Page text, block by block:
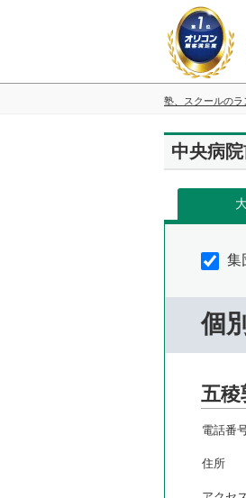
塾、スクールのラ
中央病
集
個
五稜